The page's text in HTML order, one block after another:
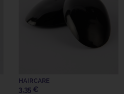
HAIRCARE
3,35 €